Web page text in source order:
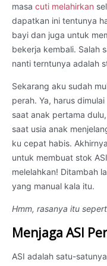
masa cuti melahirkan
dapatkan ini tentunya
bayi dan juga untuk
bekerja kembali. Salah
nanti terntunya adalah
Sekarang aku sudah
perah. Ya, harus
saat anak pertama
saat usia anak
ku cepat habis.
untuk membuat stok
melelahkan! Ditambah
yang manual kala itu.
Hmm, rasanya itu
Menjaga ASI
ASI adalah satu-